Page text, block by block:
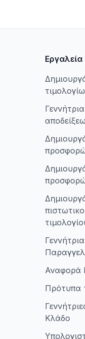
Εργαλεία
Γεννήτρια
Αναφορά
Πρότυπα
Κλάδο